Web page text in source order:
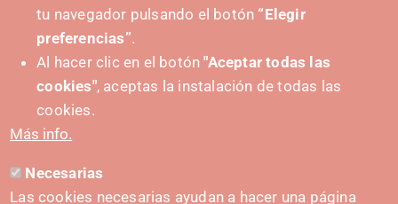
IMPULSA
CONTACTO
tu navegador pulsando el botón “Elegir
preferencias”.
Al hacer clic en el botón"Aceptar todas las
cookies", aceptas la instalación de todas las
cookies.
Más info.
Necesarias
Las cookies necesarias ayudan a hacer una página